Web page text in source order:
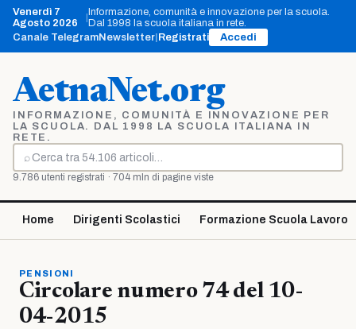
Vai
contenuto
Venerdì 7
Agosto 2026
Informazione, comunità e innovazione per la scuola.
Dal 1998 la scuola italiana in rete.
Canale TelegramNewsletter Registrati Accedi
AetnaNet.org
INFORMAZIONE, COMUNITÀ E INNOVAZIONE PER
LA SCUOLA. DAL 1998 LA SCUOLA ITALIANA IN
RETE.
⌕
Cerca
9.786 utenti registrati · 704 mln di pagine viste
Home Dirigenti Scolastici Formazione Scuola Lavoro
PENSIONI
Circolare numero 74 del 10-
04-2015